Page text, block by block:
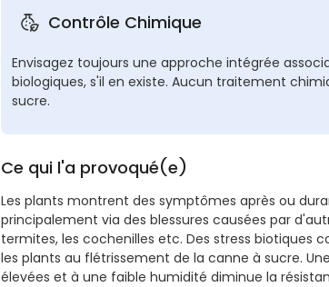
Contrôle Chimique
Envisagez toujours une approche intégrée
biologiques, s'il en existe. Aucun traitement
sucre.
Ce qui l'a provoqué(e)
Les plants montrent des symptômes après ou
principalement via des blessures causées par
termites, les cochenilles etc. Des stress biotiques
les plants au flétrissement de la canne à sucre.
élevées et à une faible humidité diminue la